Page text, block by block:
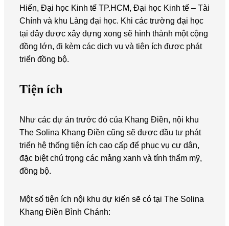
Hiến, Đại học Kinh tế TP.HCM, Đại học Kinh tế – Tài
Chính và khu Làng đại học. Khi các trường đại học
tại đây được xây dựng xong sẽ hình thành một cộng
đồng lớn, đi kèm các dịch vụ và tiện ích được phát
triển đồng bộ.
Tiện ích
Như các dự án trước đó của Khang Điền, nội khu
The Solina Khang Điền cũng sẽ được đầu tư phát
triển hệ thống tiện ích cao cấp để phục vụ cư dân,
đặc biệt chú trọng các mảng xanh và tính thẩm mỹ,
đồng bộ.
Một số tiện ích nội khu dự kiến sẽ có tại The Solina
Khang Điền Bình Chánh: